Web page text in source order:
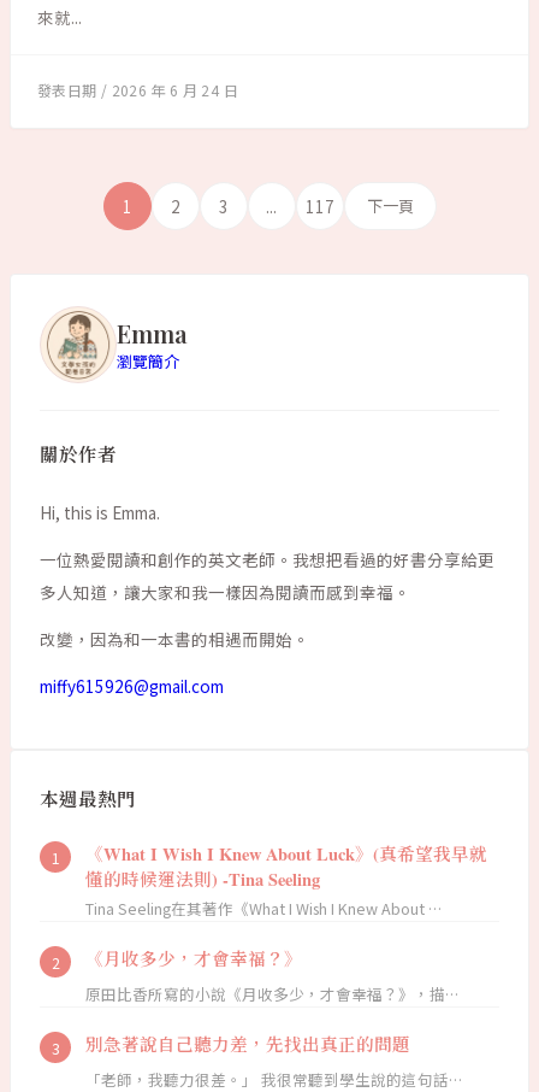
來就...
2026 年 6 月 24 日
1 2 3 ... 117 下一頁
Emma
瀏覽簡介
關於作者
Hi, this is Emma.
一位熱愛閱讀和創作的英文老師。我想把看過的好書分享給更
多人知道，讓大家和我一樣因為閱讀而感到幸福。
改變，因為和一本書的相遇而開始。
miffy615926@gmail.com
本週最熱門
《What I Wish I Knew About Luck》(真希望我早就
懂的時候運法則) -Tina Seeling
Tina Seeling在其著作《What I Wish I Knew About …
《月收多少，才會幸福？》
原田比香所寫的小說《月收多少，才會幸福？》，描…
別急著說自己聽力差，先找出真正的問題
「老師，我聽力很差。」 我很常聽到學生說的這句話…